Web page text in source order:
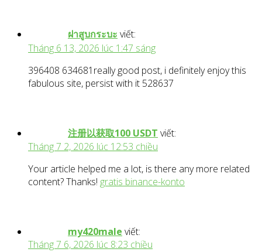
ฝาสูบกระบะ viết:
Tháng 6 13, 2026 lúc 1:47 sáng
396408 634681really good post, i definitely enjoy this
fabulous site, persist with it 528637
注册以获取100 USDT viết:
Tháng 7 2, 2026 lúc 12:53 chiều
Your article helped me a lot, is there any more related
content? Thanks! gratis binance-konto
my420male viết:
Tháng 7 6, 2026 lúc 8:23 chiều